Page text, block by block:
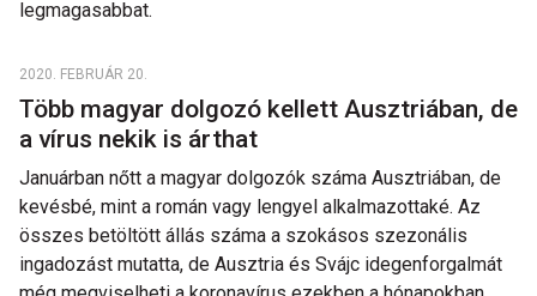
legmagasabbat.
2020. FEBRUÁR 20.
Több magyar dolgozó kellett Ausztriában, de
a vírus nekik is árthat
Januárban nőtt a magyar dolgozók száma Ausztriában, de
kevésbé, mint a román vagy lengyel alkalmazottaké. Az
összes betöltött állás száma a szokásos szezonális
ingadozást mutatta, de Ausztria és Svájc idegenforgalmát